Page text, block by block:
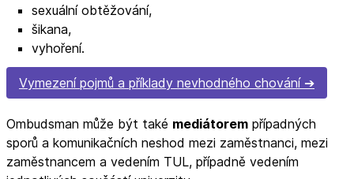
sexuální obtěžování,
šikana,
vyhoření.
Vymezení pojmů a příklady nevhodného chování
Ombudsman může být také mediátorem případných
sporů a komunikačních neshod mezi zaměstnanci, mezi
zaměstnancem a vedením TUL, případně vedením